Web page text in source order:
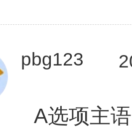
pbg123
A选项主